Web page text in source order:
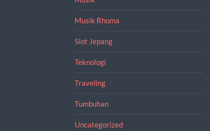
Musik Rhoma
Slot Jepang
Teknologi
Traveling
Tumbuhan
Uncategorized